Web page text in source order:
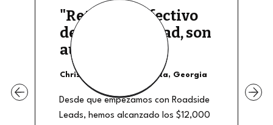
"Retiros de efectivo
de buena calidad, son
auténticos"
Christian Shields - Atlanta, Georgia
Desde que empezamos con Roadside
Leads, hemos alcanzado los $12,000